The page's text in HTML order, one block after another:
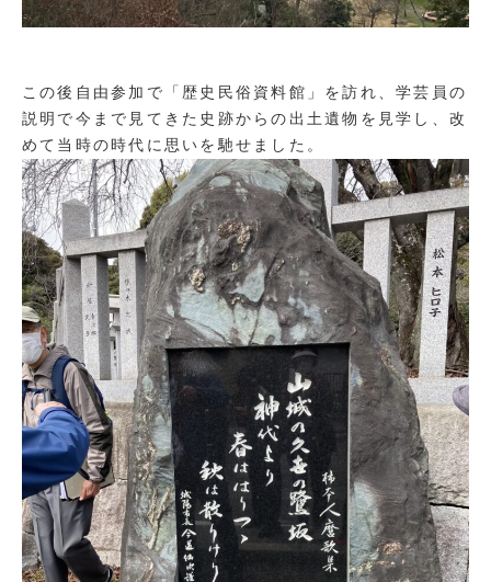
この後自由参加で「歴史民俗資料館」を訪れ、学芸員の
説明で今まで見てきた史跡からの出土遺物を見学し、改
めて当時の時代に思いを馳せました。